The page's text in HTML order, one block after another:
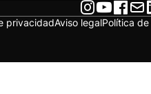
privacidadAviso legalPolítica